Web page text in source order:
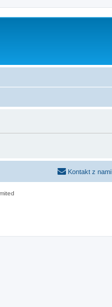
Kontakt z nami